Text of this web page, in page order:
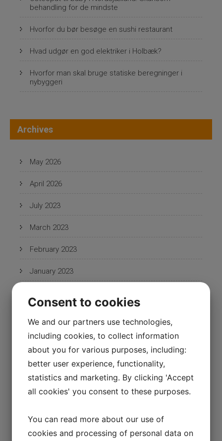
behandling for de mindste
Hvorfor du bør besøge en sushi restaurant
Hvad udgør en god elektriker i Holbæk?
Hvorfor man skal bruge statiske beregninger i
nybyggeri
Archives
May 2026
April 2026
July 2023
March 2023
February 2023
January 2023
October 2022
August 2022
May 2022
Consent to cookies
We and our partners use technologies,
including cookies, to collect information
about you for various purposes, including:
better user experience, functionality,
statistics and marketing. By clicking 'Accept
all cookies' you consent to these purposes.
You can read more about our use of
cookies and processing of personal data on